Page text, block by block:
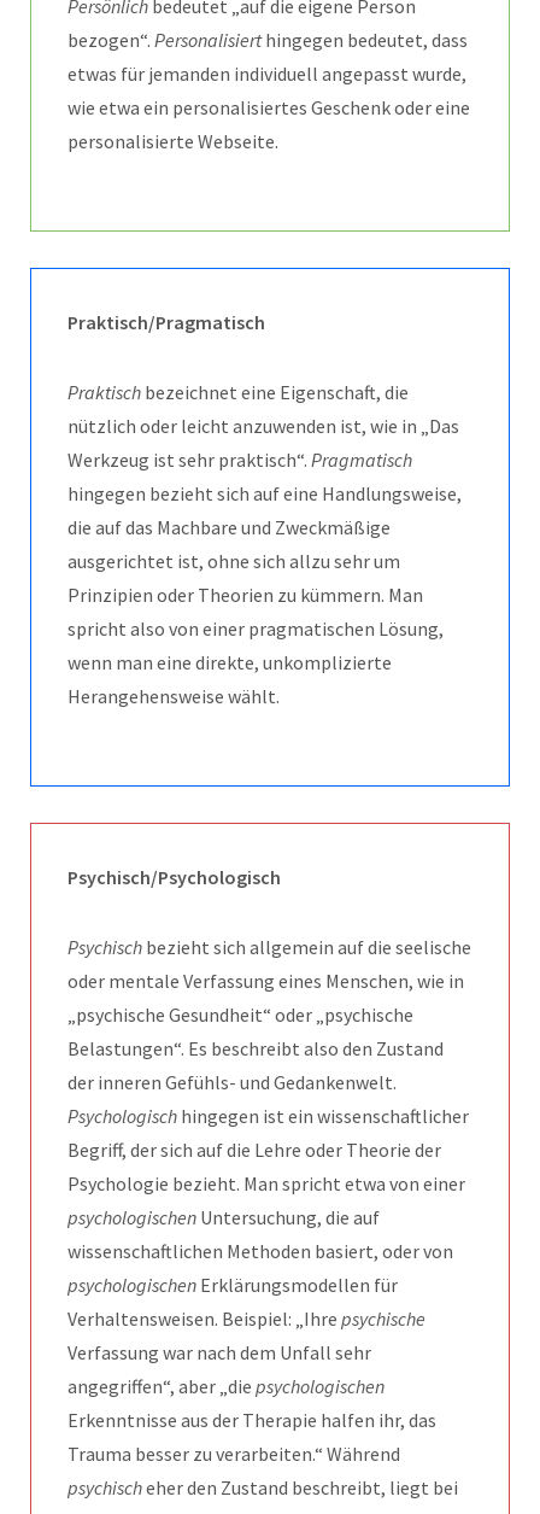
Persönlich bedeutet „auf die eigene Person
bezogen“. Personalisierthingegen bedeutet, dass
etwas für jemanden individuell angepasst wurde,
wie etwa ein personalisiertes Geschenk oder eine
personalisierte Webseite.
Praktisch/Pragmatisch
Praktisch bezeichnet eine Eigenschaft, die
nützlich oder leicht anzuwenden ist, wie in „Das
Werkzeug ist sehr praktisch“. Pragmatisch
hingegen bezieht sich auf eine Handlungsweise,
die auf das Machbare und Zweckmäßige
ausgerichtet ist, ohne sich allzu sehr um
Prinzipien oder Theorien zu kümmern. Man
spricht also von einer pragmatischen Lösung,
wenn man eine direkte, unkomplizierte
Herangehensweise wählt.
Psychisch/Psychologisch
Psychisch bezieht sich allgemein auf die seelische
oder mentale Verfassung eines Menschen, wie in
„psychische Gesundheit“ oder „psychische
Belastungen“. Es beschreibt also den Zustand
der inneren Gefühls- und Gedankenwelt.
Psychologisch hingegen ist ein wissenschaftlicher
Begriff, der sich auf die Lehre oder Theorie der
Psychologie bezieht. Man spricht etwa von einer
psychologischen Untersuchung, die auf
wissenschaftlichen Methoden basiert, oder von
psychologischen Erklärungsmodellen für
Verhaltensweisen. Beispiel: „Ihre psychische
Verfassung war nach dem Unfall sehr
angegriffen“, aber „die psychologischen
Erkenntnisse aus der Therapie halfen ihr, das
Trauma besser zu verarbeiten.“ Während
psychischeher den Zustand beschreibt, liegt bei